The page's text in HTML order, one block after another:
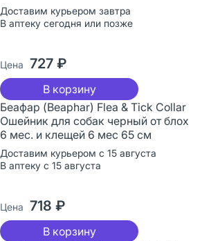
Доставим курьером завтра
В аптеку сегодня или позже
Цена 727 ₽
В корзину
Беафар (Beaphar) Flea & Tick Collar
Ошейник для собак черный от блох
6 мес. и клещей 6 мес 65 см
Доставим курьером с 15 августа
В аптеку с 15 августа
Цена 718 ₽
В корзину